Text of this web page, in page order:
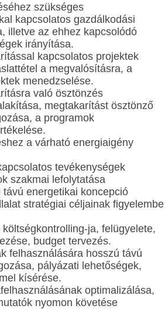
szükséges
kapcsolatos gazdálkodási
illetve az ehhez kapcsolódó
irányítása.
kapcsolatos projektek
a megvalósításra, a
menedzselése.
való ösztönzés
megtakarítást ösztönző
a programok
a várható energiaigény
tevékenységek
szakmai lefolytatása
távú energetikai koncepció
stratégiai céljainak figyelembe
ja, felügyelete,
budget tervezés.
felhasználására hosszú távú
pályázati lehetőségek,
kísérése.
optimalizálása,
nyomon követése